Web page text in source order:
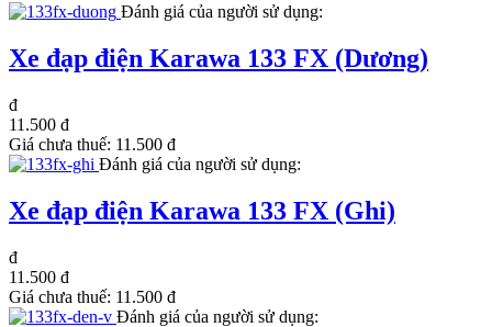
Đánh giá của người sử dụng:
Xe đạp điện Karawa 133 FX (Dương)
đ
11.500 đ
Giá chưa thuế: 11.500 đ
Đánh giá của người sử dụng:
Xe đạp điện Karawa 133 FX (Ghi)
đ
11.500 đ
Giá chưa thuế: 11.500 đ
Đánh giá của người sử dụng: